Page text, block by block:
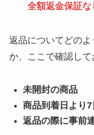
全額返金保証な
返品についてどの
か、ここで確認して
未開封の商品
商品到着日より7
返品の際に事前